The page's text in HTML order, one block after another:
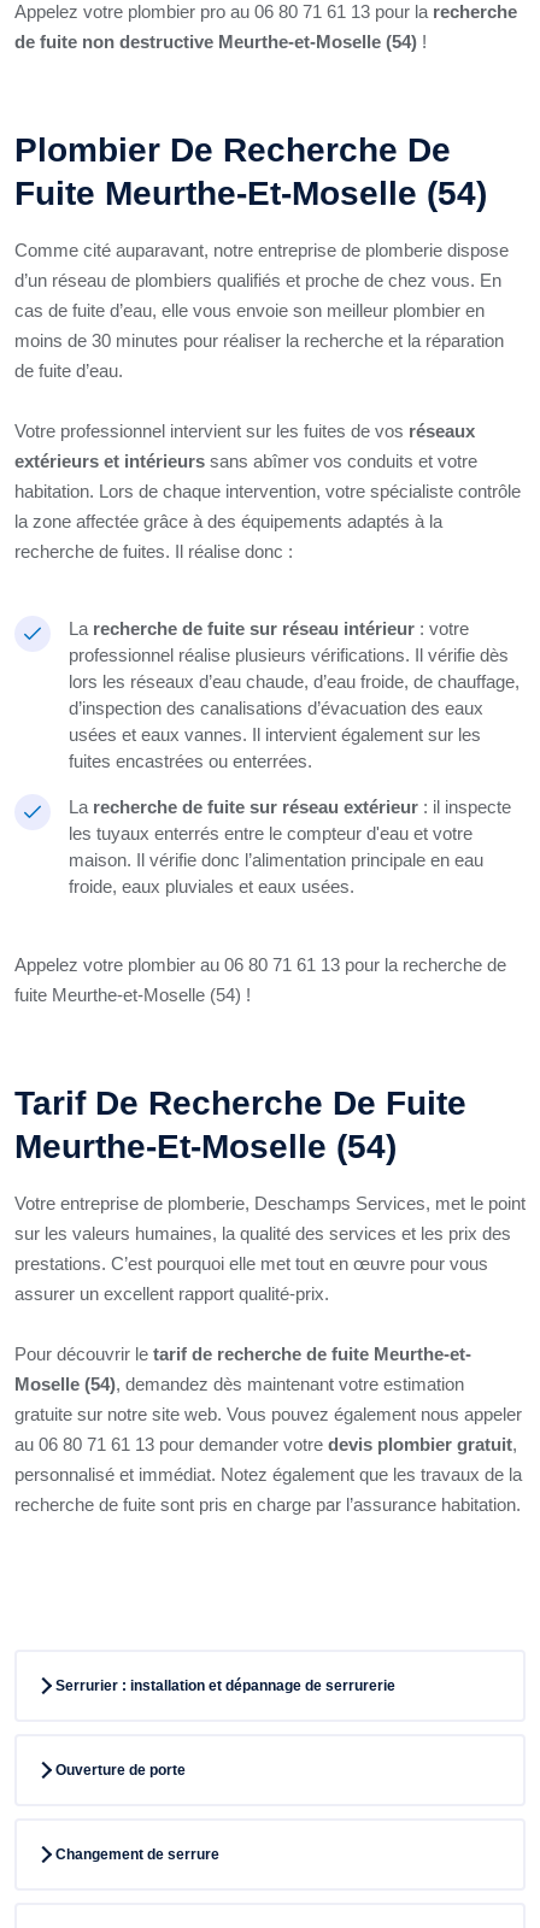
Appelez votre plombier pro au 06 80 71 61 13 pour la recherche
de fuite non destructive Meurthe-et-Moselle (54) !
Plombier De Recherche De
Fuite Meurthe-Et-Moselle (54)
Comme cité auparavant, notre entreprise de plomberie dispose
d’un réseau de plombiers qualifiés et proche de chez vous. En
cas de fuite d’eau, elle vous envoie son meilleur plombier en
moins de 30 minutes pour réaliser la recherche et la réparation
de fuite d’eau.
Votre professionnel intervient sur les fuites de vos réseaux
extérieurs et intérieurs sans abîmer vos conduits et votre
habitation. Lors de chaque intervention, votre spécialiste contrôle
la zone affectée grâce à des équipements adaptés à la
recherche de fuites. Il réalise donc :
La recherche de fuite sur réseau intérieur : votre
professionnel réalise plusieurs vérifications. Il vérifie dès
lors les réseaux d’eau chaude, d’eau froide, de chauffage,
d’inspection des canalisations d’évacuation des eaux
usées et eaux vannes. Il intervient également sur les
fuites encastrées ou enterrées.
La recherche de fuite sur réseau extérieur : il inspecte
les tuyaux enterrés entre le compteur d'eau et votre
maison. Il vérifie donc l’alimentation principale en eau
froide, eaux pluviales et eaux usées.
Appelez votre plombier au 06 80 71 61 13 pour la recherche de
fuite Meurthe-et-Moselle (54) !
Tarif De Recherche De Fuite
Meurthe-Et-Moselle (54)
Votre entreprise de plomberie, Deschamps Services, met le point
sur les valeurs humaines, la qualité des services et les prix des
prestations. C’est pourquoi elle met tout en œuvre pour vous
assurer un excellent rapport qualité-prix.
Pour découvrir le tarif de recherche de fuite Meurthe-et-
Moselle (54), demandez dès maintenant votre estimation
gratuite sur notre site web. Vous pouvez également nous appeler
au 06 80 71 61 13 pour demander votre devis plombier gratuit,
personnalisé et immédiat. Notez également que les travaux de la
recherche de fuite sont pris en charge par l’assurance habitation.
Serrurier : installation et dépannage de serrurerie
Ouverture de porte
Changement de serrure